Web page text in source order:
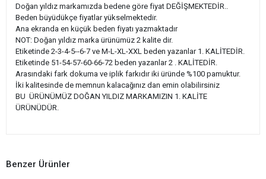
Doğan yıldız markamızda bedene göre fiyat DEĞİŞMEKTEDİR..
Beden büyüdükçe fiyatlar yükselmektedir.
Ana ekranda en küçük beden fiyatı yazmaktadır
NOT: Doğan yıldız marka ürünümüz 2 kalite dir.
Etiketinde 2-3-4-5--6-7 ve M-L-XL-XXL beden yazanlar 1. KALİTEDİR.
Etiketinde 51-54-57-60-66-72 beden yazanlar 2 . KALİTEDİR.
Arasındaki fark dokuma ve iplik farkıdır iki üründe %100 pamuktur.
İki kalitesinde de memnun kalacağınız dan emin olabilirsiniz
BU ÜRÜNÜMÜZ DOĞAN YILDIZ MARKAMIZIN 1. KALİTE
ÜRÜNÜDÜR.
Benzer Ürünler